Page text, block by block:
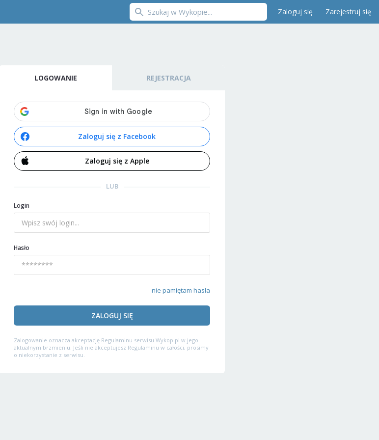
Zaloguj się Zarejestruj się
LOGOWANIE REJESTRACJA
Zaloguj się z Facebook
Zaloguj się z Apple
LUB
Login
Hasło
nie pamiętam hasła
ZALOGUJ SIĘ
Zalogowanie oznacza akceptację Regulaminu serwisu Wykop.pl w jego
aktualnym brzmieniu. Jeśli nie akceptujesz Regulaminu w całości, prosimy
o niekorzystanie z serwisu.